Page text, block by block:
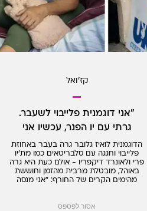
קז'ואל
"אני דוגמנית פלייבוי לשעבר.
גרתי עם יו הפנר, עכשיו אני
הומלסית"
הדוגמנית לואיז גלובר גרה בעבר באחוזת
פלייבוי וחגגה עם סלבריטאים כמו מת'יו
פרי ולאונרד דיקפריו - אולם כעת היא גרה
באוהל, מובטלת מרבית מהזמן וחוששת
מהימים הקרים של החורף: "אני מנסה
אסור לפספס